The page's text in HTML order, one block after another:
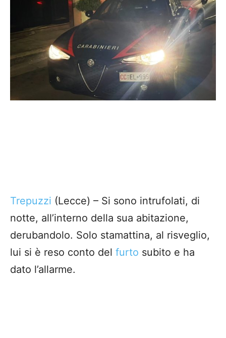
Trepuzzi (Lecce) – Si sono intrufolati, di
notte, all’interno della sua abitazione,
derubandolo. Solo stamattina, al risveglio,
lui si è reso conto del furto subito e ha
dato l’allarme.